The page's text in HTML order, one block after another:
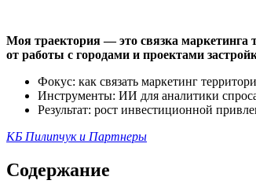
Моя траектория — это связка маркетинга
от работы с городами и проектами
Фокус: как связать маркетинг
Инструменты: ИИ для аналитики
Результат: рост инвестиционной
КБ Пилипчук и Партнеры
Содержание